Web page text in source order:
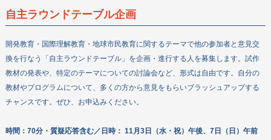
自主ラウンドテーブル企画
開発教育・国際理解教育・地球市民教育に関するテーマで他の参加者と意見交
換を行なう「自主ラウンドテーブル」を企画・進行する人を募集します。試作
教材の発表や、特定のテーマについての討論会など、形式は自由です。自分の
教材やプログラムについて、多くの方から意見をもらいブラッシュアップする
チャンスです。ぜひ、お申込みください。
時間：70分・質疑応答含む／日時： 11月3日（水・祝）午後、7日（日）午前